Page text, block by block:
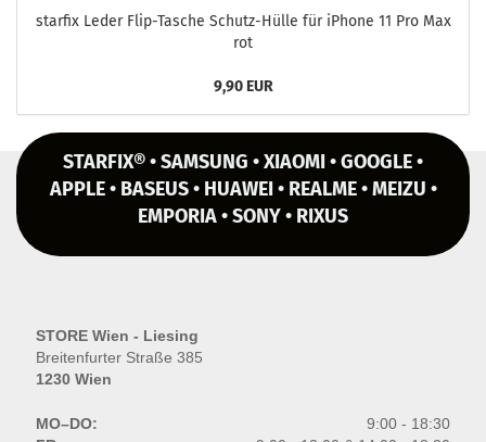
star­fix Leder Flip-​Tasche Schutz-​Hülle für iPho­ne 11 Pro Max
rot
9,90 EUR
STARFIX® • SAMSUNG • XIAOMI • GOOGLE •
APPLE • BASEUS • HUAWEI • REALME • MEIZU •
EMPORIA • SONY • RIXUS
STORE Wien - Liesing
Breitenfurter Straße 385
1230 Wien
MO–DO:
9:00 - 18:30